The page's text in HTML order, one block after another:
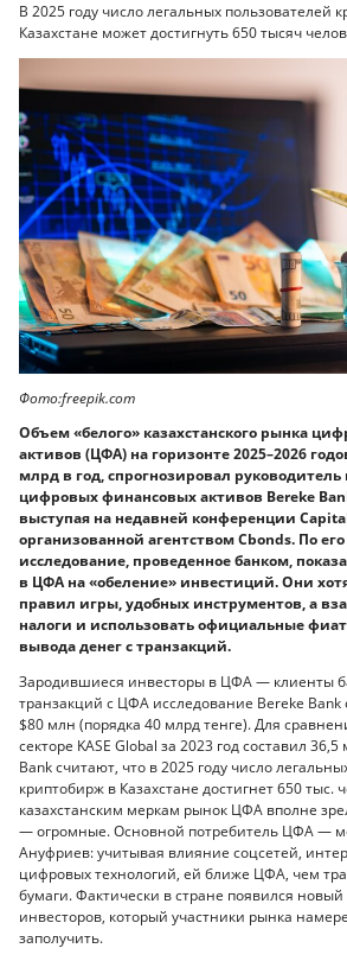
В 2025 году число легальных пользователей
Казахстане может достигнуть 650 тысяч
Фото:freepik.com
Объем «белого» казахстанского рынка
активов (ЦФА) на горизонте 2025–2026
млрд в год, спрогнозировал
цифровых финансовых активов Bereke
выступая на недавней конференции
организованной агентством Cbonds. По
исследование, проведенное банком,
в ЦФА на «обеление» инвестиций. Они
правил игры, удобных инструментов, а
налоги и использовать официальные
вывода денег с транзакций.
Зародившиеся инвесторы в ЦФА — клиенты
транзакций с ЦФА исследование Bereke
$80 млн (порядка 40 млрд тенге). Для
секторе KASE Global за 2023 год составил
Bank считают, что в 2025 году число
криптобирж в Казахстане достигнет 650 тыс.
казахстанским меркам рынок ЦФА вполне
— огромные. Основной потребитель ЦФА —
Ануфриев: учитывая влияние соцсетей,
цифровых технологий, ей ближе ЦФА, чем
бумаги. Фактически в стране появился
инвесторов, который участники рынка
заполучить.